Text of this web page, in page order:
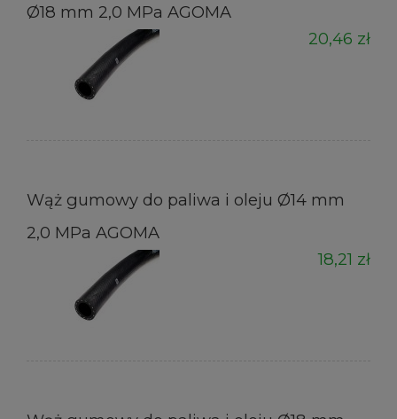
Ø18 mm 2,0 MPa AGOMA
20,46 zł
Wąż gumowy do paliwa i oleju Ø14 mm
2,0 MPa AGOMA
18,21 zł